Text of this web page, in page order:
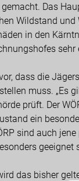
Das
Wildstand
in den
sehr
dass die
muss. „Es
prüft. Der
ein
sind auch
geeignet
das bisher